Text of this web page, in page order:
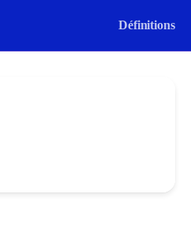
Définitions